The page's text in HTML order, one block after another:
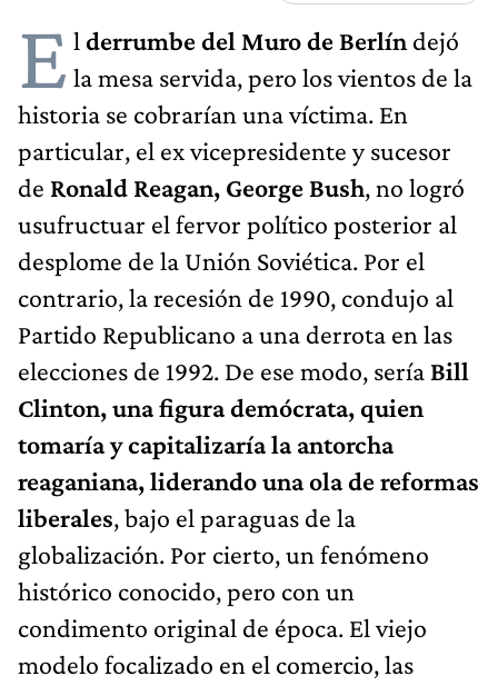
E l derrumbe del Muro de Berlín dejó
la mesa servida, pero los vientos de la
historia se cobrarían una víctima. En
particular, el ex vicepresidente y sucesor
de Ronald Reagan, George Bush, no logró
usufructuar el fervor político posterior al
desplome de la Unión Soviética. Por el
contrario, la recesión de 1990, condujo al
Partido Republicano a una derrota en las
elecciones de 1992. De ese modo, sería Bill
Clinton, una figura demócrata, quien
tomaría y capitalizaría la antorcha
reaganiana, liderando una ola de reformas
liberales, bajo el paraguas de la
globalización. Por cierto, un fenómeno
histórico conocido, pero con un
condimento original de época. El viejo
modelo focalizado en el comercio, las